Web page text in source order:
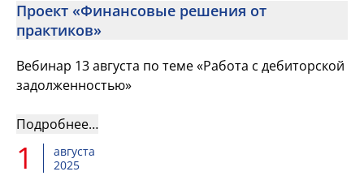
Проект «Финансовые решения от
практиков»
Вебинар 13 августа по теме «Работа с дебиторской
задолженностью»
Подробнее…
1
августа
2025